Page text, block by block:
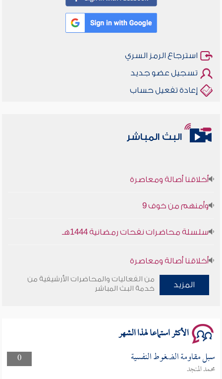
استرجاع الرمز السري
تسجيل عضو جديد
إعادة تفعيل حساب
البث المباشر
أخلاقنا أصالة ومعاصرة
وأمنهم من خوف 9
سلسلة محاضرات نفحات رمضانية 1444هـ
أخلاقنا أصالة ومعاصرة
وأمنهم من خوف 9
المزيد
من الفعاليات والمحاضرات الأرشيفية من
خدمة البث المباشر
الأكثر استماعا لهذا الشهر
0 سبل مقاومة الضغوط النفسية
محمد المنجد